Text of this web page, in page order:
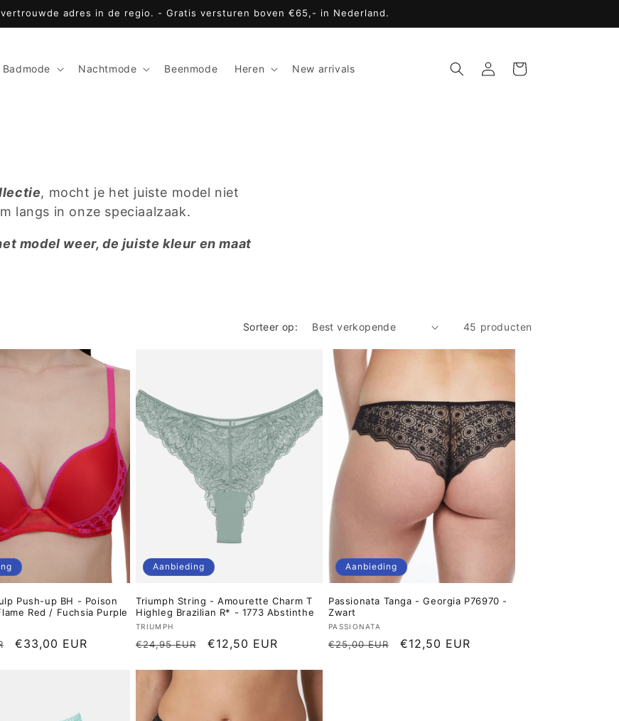
adres in de regio. - Gratis versturen boven €65,- in Nederland.
Badmode Nachtmode Beenmode Heren New arrivals Inloggen
Winkelwagen
, mocht je het juiste model niet
langs in onze speciaalzaak.
model weer, de juiste kleur en maat
Sorteer op: 45 producten
Push-up BH - Poison
Red / Fuchsia Purple
Aanbiedingsprijs
€33,00 EUR
Aanbieding
Triumph String - Amourette Charm T
Highleg Brazilian R* - 1773 Abstinthe
Verkoper:
TRIUMPH
Normale
€24,95 EUR Aanbiedingsprijs
€12,50 EUR
Aanbieding
Passionata Tanga - Georgia P76970 -
Zwart
Verkoper:
PASSIONATA
Normale
€25,00 EUR Aanbiedingsprijs
€12,50 EUR